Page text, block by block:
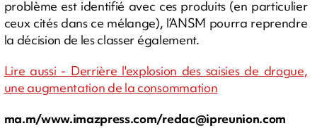
problème est identifié avec ces produits (en particulier
ceux cités dans ce mélange), l’ANSM pourra reprendre
la décision de les classer également.
Lire aussi - Derrière l'explosion des saisies de drogue,
une augmentation de la consommation
ma.m/www.imazpress.com/redac@ipreunion.com